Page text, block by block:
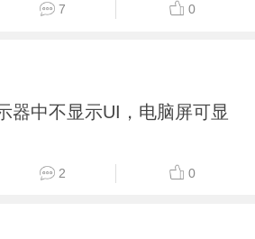
7 0
器中不显示UI，电脑屏可显
2 0